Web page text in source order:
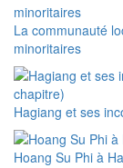
La communauté
minoritaires
Hagiang et ses
Hoang Su Phi à